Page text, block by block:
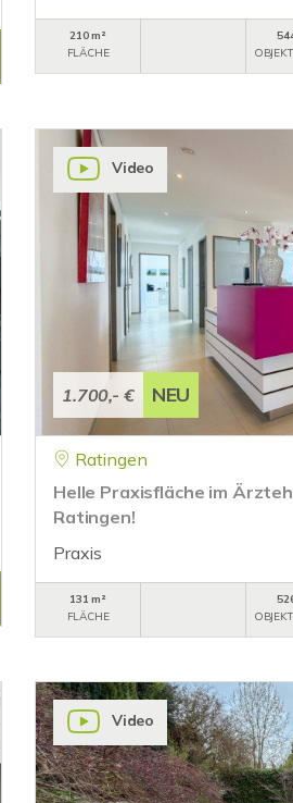
210 m²
FLÄCHE
1.700,- € NEU
Video
Ratingen
Helle Praxisfläche im
Ratingen!
Praxis
131 m²
FLÄCHE
Video